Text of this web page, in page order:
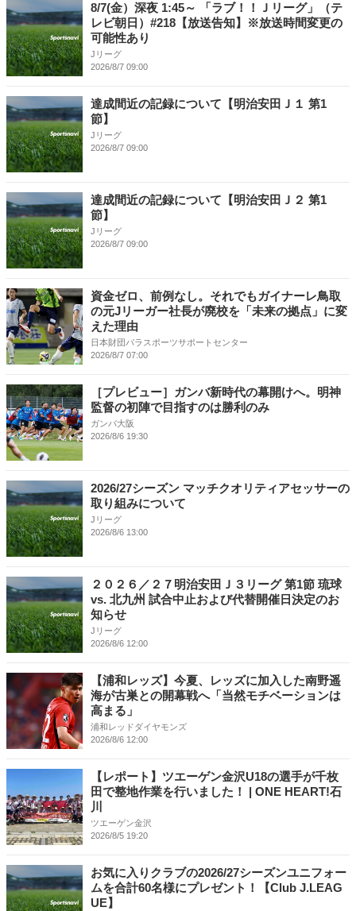
8/7(金）深夜 1:45～ 「ラブ！！Ｊリーグ」（テ
レビ朝日）#218【放送告知】※放送時間変更の
可能性あり
Jリーグ
2026/8/7 09:00
達成間近の記録について【明治安田Ｊ１ 第1
節】
Jリーグ
2026/8/7 09:00
達成間近の記録について【明治安田Ｊ２ 第1
節】
Jリーグ
2026/8/7 09:00
資金ゼロ、前例なし。それでもガイナーレ鳥取
の元Jリーガー社長が廃校を「未来の拠点」に変
えた理由
日本財団パラスポーツサポートセンター
2026/8/7 07:00
［プレビュー］ガンバ新時代の幕開けへ。明神
監督の初陣で目指すのは勝利のみ
ガンバ大阪
2026/8/6 19:30
2026/27シーズン マッチクオリティアセッサーの
取り組みについて
Jリーグ
2026/8/6 13:00
２０２６／２７明治安田Ｊ３リーグ 第1節 琉球
vs. 北九州 試合中止および代替開催日決定のお
知らせ
Jリーグ
2026/8/6 12:00
【浦和レッズ】今夏、レッズに加入した南野遥
海が古巣との開幕戦へ「当然モチベーションは
高まる」
浦和レッドダイヤモンズ
2026/8/6 12:00
【レポート】ツエーゲン金沢U18の選手が千枚
田で整地作業を行いました！ | ONE HEART!石
川
ツエーゲン金沢
2026/8/5 19:20
お気に入りクラブの2026/27シーズンユニフォー
ムを合計60名様にプレゼント！【Club J.LEAG
UE】